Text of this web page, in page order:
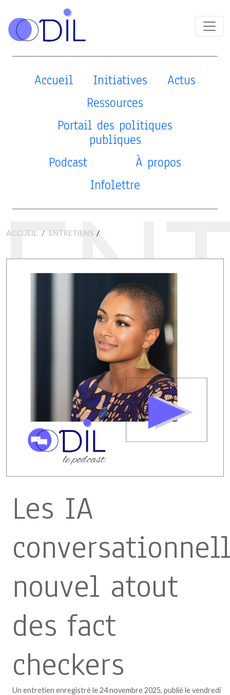
Accueil Initiatives
Actus
Ressources
Portail des politiques
publiques
Podcast
À propos
Infolettre
ACCUEIL ENTRETIENS /
Les IA
nouvel atout
des fact
checkers
Un entretien enregistré le 24 novembre 2025, publié le vendredi